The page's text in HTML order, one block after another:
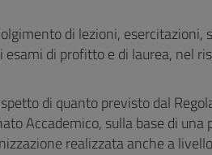
di lezioni,
di profitto e di laurea, nel
di quanto previsto dal
Accademico, sulla base di
realizzata anche a